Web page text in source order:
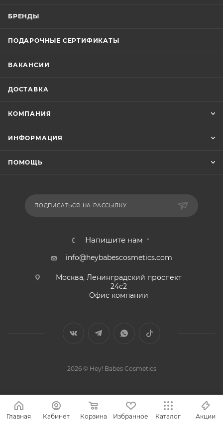
БРЕНДЫ
ПОДАРОЧНЫЕ СЕРТИФИКАТЫ
ВАКАНСИИ
ДОСТАВКА
КОМПАНИЯ
ИНФОРМАЦИЯ
ПОМОЩЬ
ПОДПИСАТЬСЯ НА РАССЫЛКУ
Напишите нам
info@heybabescosmetics.com
Москва, Ленинградский проспект
24с2
Офис компании
2026 © Hey! Babes Cosmetics
Главная Кабинет Корзина Избранное Каталог Акции